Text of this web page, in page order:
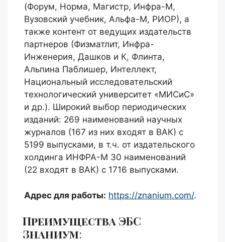
(Форум, Норма, Магистр, Инфра-М,
Вузовский учебник, Альфа-М, РИОР), а
также контент от ведущих издательств
партнеров (Физматлит, Инфра-
Инженерия, Дашков и К, Флинта,
Альпина Паблишер, Интеллект,
Национальный исследовательский
технологический университет «МИСиС»
и др.). Широкий выбор периодических
изданий: 269 наименований научных
журналов (167 из них входят в ВАК) с
5199 выпусками, в т.ч. от издательского
холдинга ИНФРА-М 30 наименований
(22 входят в ВАК) с 1716 выпусками.
Адрес для работы: https://znanium.com/.
Преимущества ЭБС
Знаниум: